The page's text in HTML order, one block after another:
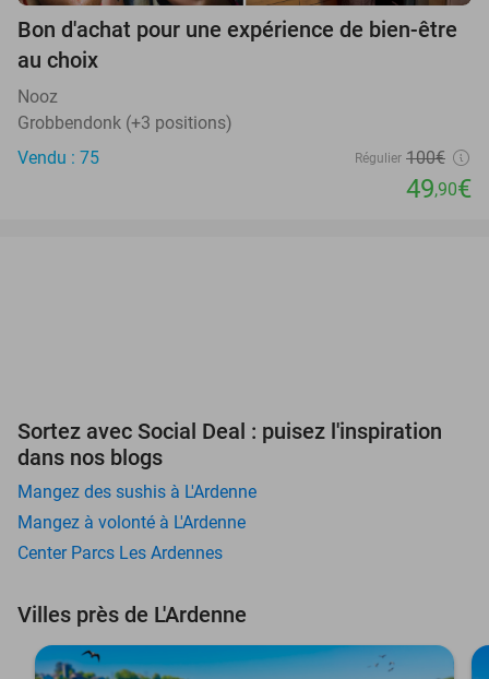
Bon d'achat pour une expérience de bien-être
au choix
Nooz
Grobbendonk (+3 positions)
Vendu : 75
Régulier 100€
49,90€
Sortez avec Social Deal : puisez l'inspiration
dans nos blogs
Mangez des sushis à L'Ardenne
Mangez à volonté à L'Ardenne
Center Parcs Les Ardennes
Villes près de L'Ardenne